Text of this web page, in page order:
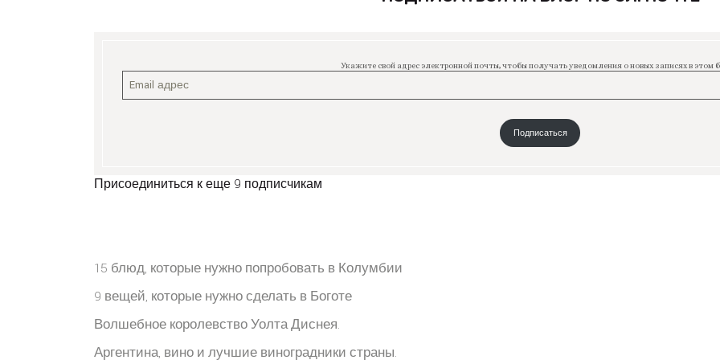
Укажите свой адрес электронной почты, чтобы получать уведомления о новых записях в этом
Подписаться
Присоединиться к еще 9 подписчикам
15 блюд, которые нужно попробовать в Колумбии
9 вещей, которые нужно сделать в Боготе
Волшебное королевство Уолта Диснея.
Аргентина, вино и лучшие виноградники страны.